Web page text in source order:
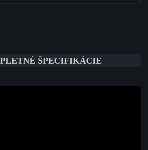
ŠPECIFIKÁCIE